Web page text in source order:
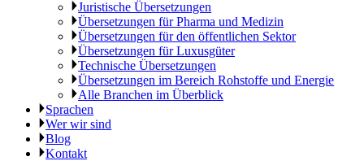
Juristische Übersetzungen
Übersetzungen für Pharma und Medizin
Übersetzungen für den öffentlichen Sektor
Übersetzungen für Luxusgüter
Technische Übersetzungen
Übersetzungen im Bereich Rohstoffe und Energie
Alle Branchen im Überblick
Sprachen
Wer wir sind
Blog
Kontakt